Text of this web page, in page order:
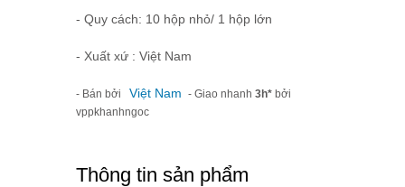
- Quy cách: 10 hộp nhỏ/ 1 hộp lớn
- Xuất xứ : Việt Nam
- Bán bởi Việt Nam - Giao nhanh 3h* bởi
vppkhanhngoc
Thông tin sản phẩm